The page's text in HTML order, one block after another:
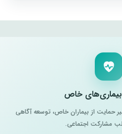
بیماری‌های خاص
حمایت از بیماران خاص، توسعه آگاهی
مشارکت اجتماعی.